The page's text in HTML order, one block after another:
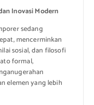
Inovasi Modern
sedang
mencerminkan
sosial, dan filosofi
formal,
elemen yang lebih